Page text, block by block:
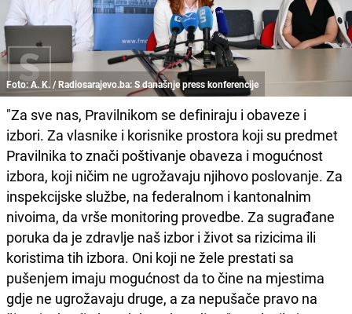
Foto: A. K. / Radiosarajevo.ba: S današnje press konferencije
"Za sve nas, Pravilnikom se definiraju i obaveze i
izbori. Za vlasnike i korisnike prostora koji su predmet
Pravilnika to znači poštivanje obaveza i mogućnost
izbora, koji ničim ne ugrožavaju njihovo poslovanje. Za
inspekcijske službe, na federalnom i kantonalnim
nivoima, da vrše monitoring provedbe. Za sugrađane
poruka da je zdravlje naš izbor i život sa rizicima ili
koristima tih izbora. Oni koji ne žele prestati sa
pušenjem imaju mogućnost da to čine na mjestima
gdje ne ugrožavaju druge, a za nepušače pravo na